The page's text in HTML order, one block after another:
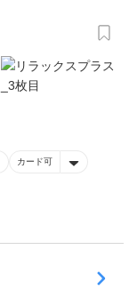
カード可